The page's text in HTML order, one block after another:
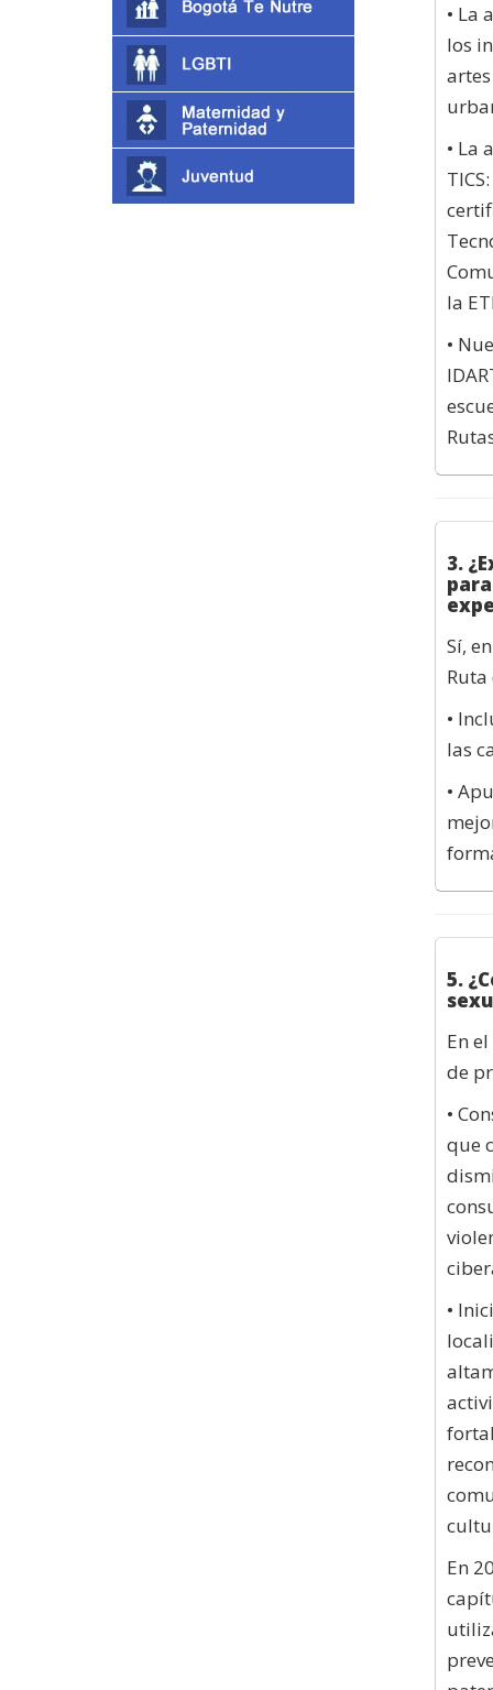
• La
los
• La
la
•
3.
Sí,
•
las
•
5.
En
de
•
que
•
En